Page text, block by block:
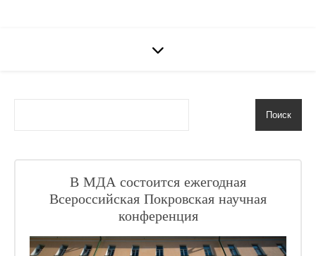
Поиск
В МДА состоится ежегодная
Всероссийская Покровская научная
конференция